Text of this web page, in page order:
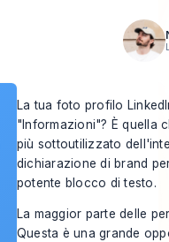
La tua foto profilo
"Informazioni"? È quella
più sottoutilizzato
dichiarazione di brand
potente blocco di testo.
La maggior parte delle
Questa è una grande